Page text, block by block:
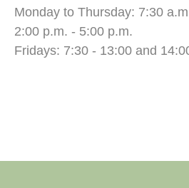
Monday to Thursday: 7:30
2:00 p.m. - 5:00 p.m.
Fridays: 7:30 - 13:00 and